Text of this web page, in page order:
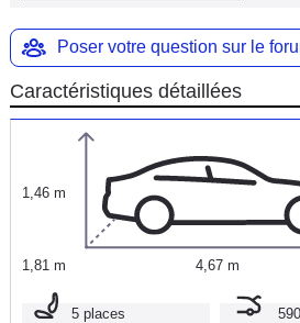
Marques
Poser votre question sur le
Caractéristiques détaillées
1,46 m
1,81 m 4,67 m
5 places